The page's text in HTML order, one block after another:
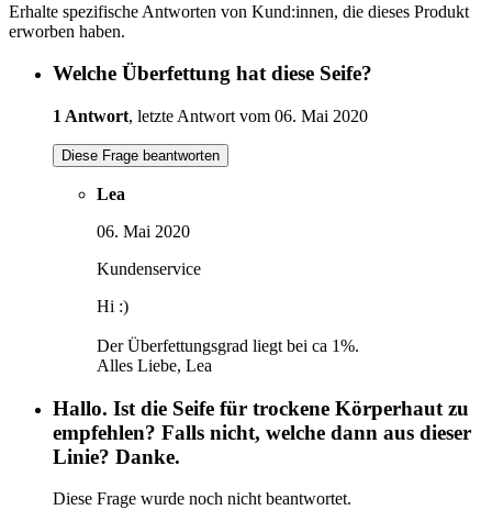
Erhalte spezifische Antworten von Kund:innen, die dieses Produkt
erworben haben.
Welche Überfettung hat diese Seife?
1 Antwort, letzte Antwort vom 06. Mai 2020
Diese Frage beantworten
Lea
06. Mai 2020
Kundenservice
Hi :)
Der Überfettungsgrad liegt bei ca 1%.
Alles Liebe, Lea
Hallo. Ist die Seife für trockene Körperhaut zu
empfehlen? Falls nicht, welche dann aus dieser
Linie? Danke.
Diese Frage wurde noch nicht beantwortet.